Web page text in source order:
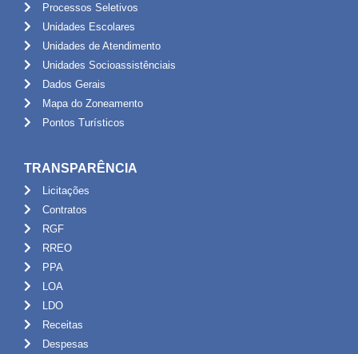
Processos Seletivos
Unidades Escolares
Unidades de Atendimento
Unidades Socioassistênciais
Dados Gerais
Mapa do Zoneamento
Pontos Turísticos
TRANSPARÊNCIA
Licitações
Contratos
RGF
RREO
PPA
LOA
LDO
Receitas
Despesas